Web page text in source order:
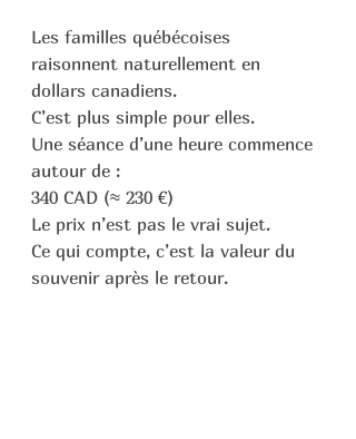
Les familles québécoises
raisonnent naturellement en
dollars canadiens.
C’est plus simple pour elles.
Une séance d’une heure commence
autour de :
340 CAD (≈ 230 €)
Le prix n’est pas le vrai sujet.
Ce qui compte, c’est la valeur du
souvenir après le retour.